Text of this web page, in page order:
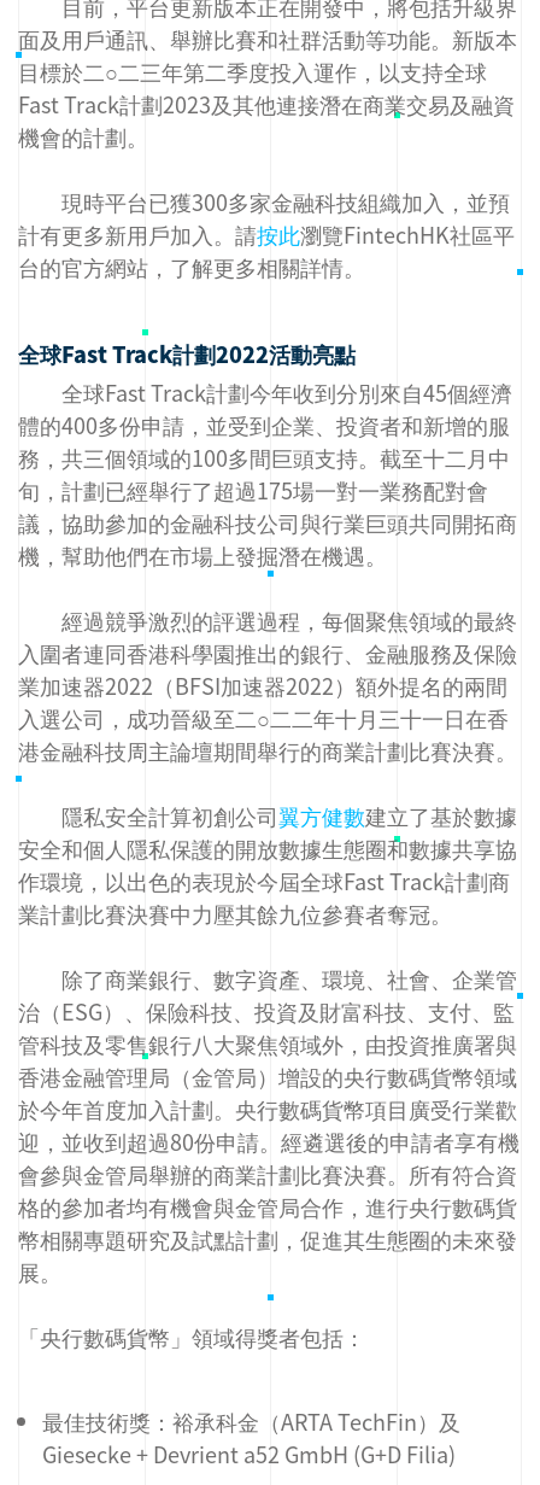
面及用戶通訊、舉辦比賽和社群活動等功能。新版本
目標於二○二三年第二季度投入運作，以支持全球
Fast Track計劃2023及其他連接潛在商業交易及融資
機會的計劃。
現時平台已獲300多家金融科技組織加入，並預
計有更多新用戶加入。請按此瀏覽FintechHK社區平
台的官方網站，了解更多相關詳情。
全球Fast Track計劃2022活動亮點
全球Fast Track計劃今年收到分別來自45個經濟
體的400多份申請，並受到企業、投資者和新增的服
務，共三個領域的100多間巨頭支持。截至十二月中
旬，計劃已經舉行了超過175場一對一業務配對會
議，協助參加的金融科技公司與行業巨頭共同開拓商
機，幫助他們在市場上發掘潛在機遇。
經過競爭激烈的評選過程，每個聚焦領域的最終
入圍者連同香港科學園推出的銀行、金融服務及保險
業加速器2022（BFSI加速器2022）額外提名的兩間
入選公司，成功晉級至二○二二年十月三十一日在香
港金融科技周主論壇期間舉行的商業計劃比賽決賽。
隱私安全計算初創公司翼方健數建立了基於數據
安全和個人隱私保護的開放數據生態圈和數據共享協
作環境，以出色的表現於今屆全球Fast Track計劃商
業計劃比賽決賽中力壓其餘九位參賽者奪冠。
除了商業銀行、數字資產、環境、社會、企業管
治（ESG）、保險科技、投資及財富科技、支付、監
管科技及零售銀行八大聚焦領域外，由投資推廣署與
香港金融管理局（金管局）增設的央行數碼貨幣領域
於今年首度加入計劃。央行數碼貨幣項目廣受行業歡
迎，並收到超過80份申請。經遴選後的申請者享有機
會參與金管局舉辦的商業計劃比賽決賽。所有符合資
格的參加者均有機會與金管局合作，進行央行數碼貨
幣相關專題研究及試點計劃，促進其生態圈的未來發
展。
「央行數碼貨幣」領域得獎者包括：​​
最佳技術獎：裕承科金（ARTA TechFin）及
Giesecke + Devrient a52 GmbH (G+D Filia)